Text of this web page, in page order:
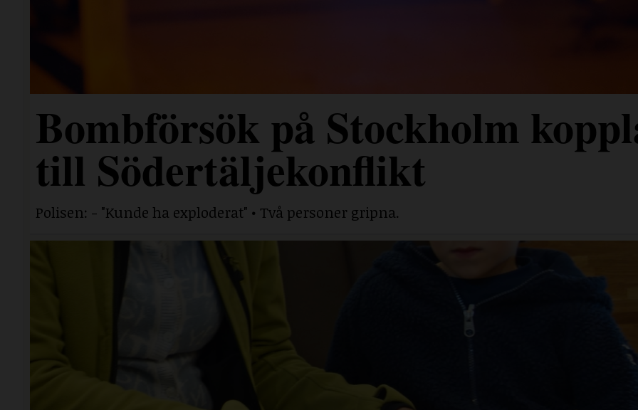
Bombförsök på Stockholm
till Södertäljekonflikt
Polisen: - "Kunde ha exploderat" • Två personer gripna.